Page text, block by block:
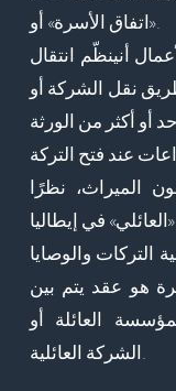
«اتفاق الأسرة» أو.
أنينظّم انتقال
نقل الشركة أو
أكثر من الورثة
عند فتح التركة
الميراث، نظرًا
التركات والوصايا
هو عقد يتم بين
العائلة أو
الشركة العائلية